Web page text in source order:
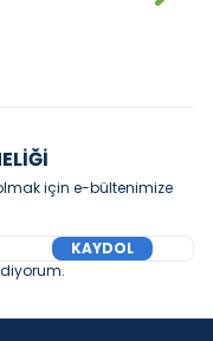
için e-bültenimize
KAYDOL